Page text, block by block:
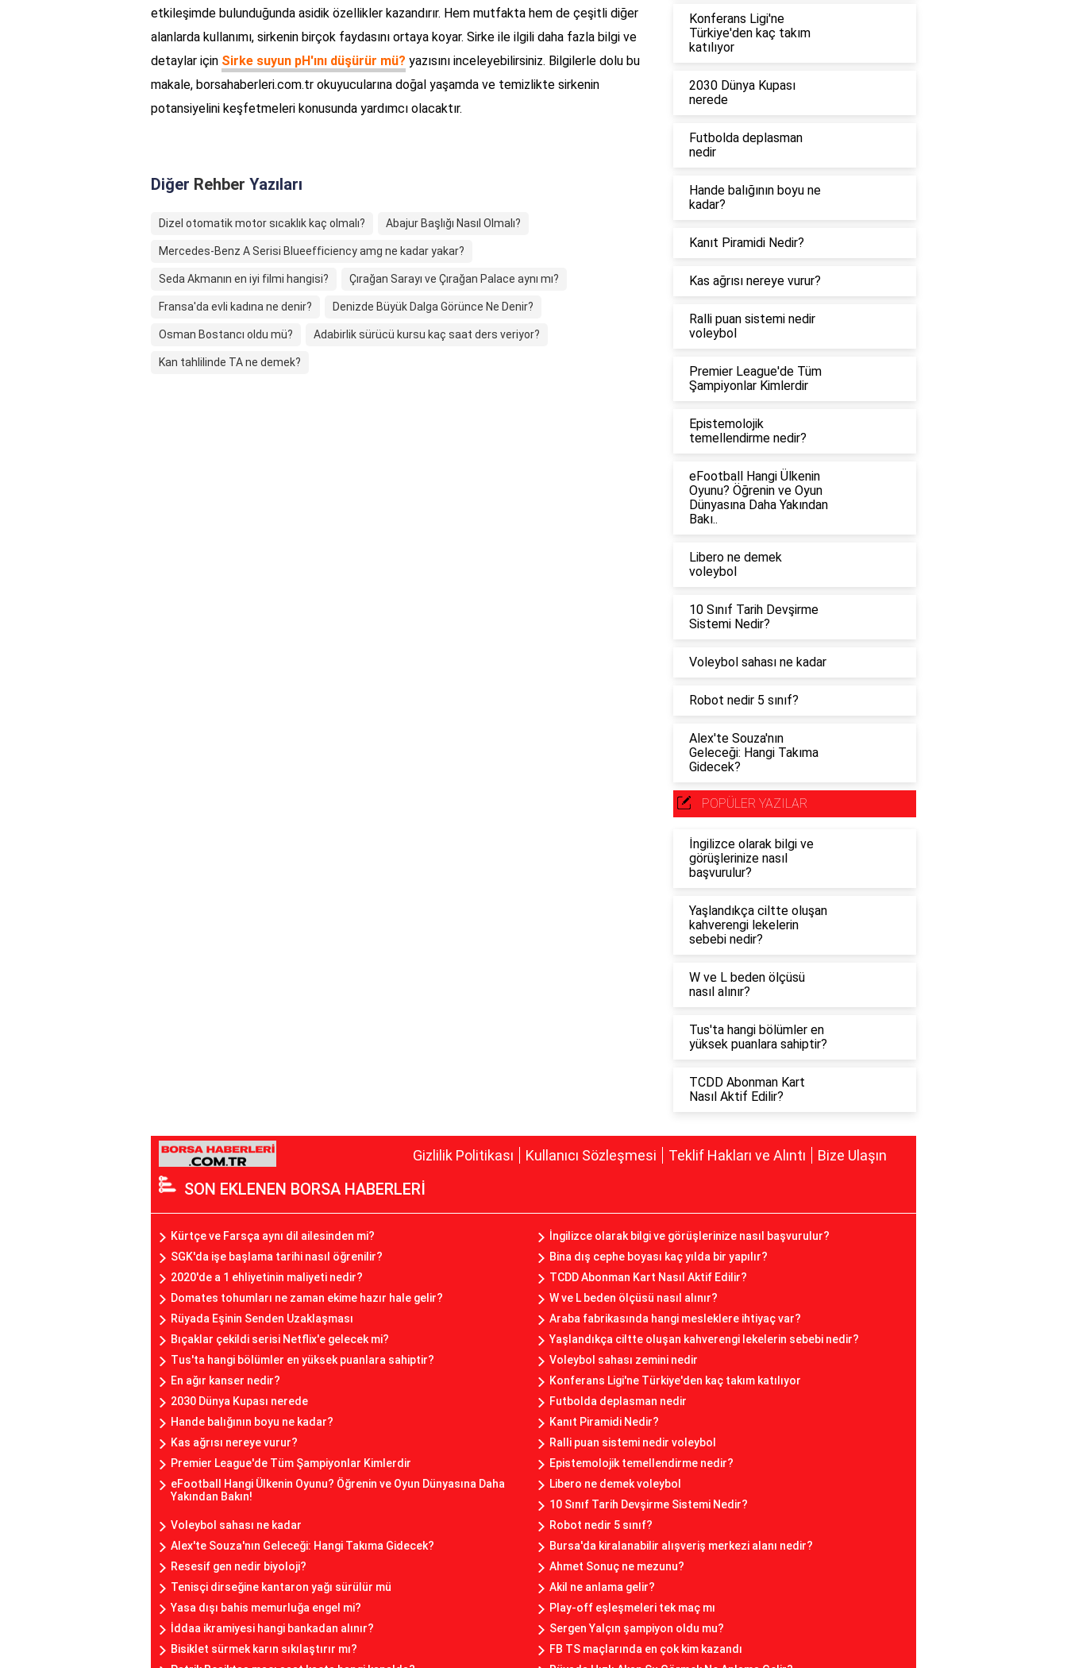
etkileşimde bulunduğunda asidik özellikler kazandırır. Hem mutfakta hem de çeşitli diğer
alanlarda kullanımı, sirkenin birçok faydasını ortaya koyar. Sirke ile ilgili daha fazla bilgi ve
detaylar için Sirke suyun pH'ını düşürür mü? yazısını inceleyebilirsiniz. Bilgilerle dolu bu
makale, borsahaberleri.com.tr okuyucularına doğal yaşamda ve temizlikte sirkenin
potansiyelini keşfetmeleri konusunda yardımcı olacaktır.
Diğer Rehber Yazıları
Dizel otomatik motor sıcaklık kaç olmalı? Abajur Başlığı Nasıl Olmalı?
Mercedes-Benz A Serisi Blueefficiency amg ne kadar yakar?
Seda Akmanın en iyi filmi hangisi? Çırağan Sarayı ve Çırağan Palace aynı mı?
Fransa'da evli kadına ne denir? Denizde Büyük Dalga Görünce Ne Denir?
Osman Bostancı oldu mü? Adabirlik sürücü kursu kaç saat ders veriyor?
Kan tahlilinde TA ne demek?
Konferans Ligi'ne
Türkiye'den kaç takım
katılıyor
2030 Dünya Kupası
nerede
Futbolda deplasman
nedir
Hande balığının boyu ne
kadar?
Kanıt Piramidi Nedir?
Kas ağrısı nereye vurur?
Ralli puan sistemi nedir
voleybol
Premier League'de Tüm
Şampiyonlar Kimlerdir
Epistemolojik
temellendirme nedir?
eFootball Hangi Ülkenin
Oyunu? Öğrenin ve Oyun
Dünyasına Daha Yakından
Bakı..
Libero ne demek
voleybol
10 Sınıf Tarih Devşirme
Sistemi Nedir?
Voleybol sahası ne kadar
Robot nedir 5 sınıf?
Alex'te Souza'nın
Geleceği: Hangi Takıma
Gidecek?
POPÜLER YAZILAR
İngilizce olarak bilgi ve
görüşlerinize nasıl
başvurulur?
Yaşlandıkça ciltte oluşan
kahverengi lekelerin
sebebi nedir?
W ve L beden ölçüsü
nasıl alınır?
Tus'ta hangi bölümler en
yüksek puanlara sahiptir?
TCDD Abonman Kart
Nasıl Aktif Edilir?
Gizlilik Politikası Kullanıcı Sözleşmesi Teklif Hakları ve Alıntı Bize Ulaşın
SON EKLENEN BORSA HABERLERİ
Kürtçe ve Farsça aynı dil ailesinden mi?
İngilizce olarak bilgi ve görüşlerinize nasıl başvurulur?
SGK'da işe başlama tarihi nasıl öğrenilir?
Bina dış cephe boyası kaç yılda bir yapılır?
2020'de a 1 ehliyetinin maliyeti nedir?
TCDD Abonman Kart Nasıl Aktif Edilir?
Domates tohumları ne zaman ekime hazır hale gelir?
W ve L beden ölçüsü nasıl alınır?
Rüyada Eşinin Senden Uzaklaşması
Araba fabrikasında hangi mesleklere ihtiyaç var?
Bıçaklar çekildi serisi Netflix'e gelecek mi?
Yaşlandıkça ciltte oluşan kahverengi lekelerin sebebi nedir?
Tus'ta hangi bölümler en yüksek puanlara sahiptir?
Voleybol sahası zemini nedir
En ağır kanser nedir?
Konferans Ligi'ne Türkiye'den kaç takım katılıyor
2030 Dünya Kupası nerede
Futbolda deplasman nedir
Hande balığının boyu ne kadar?
Kanıt Piramidi Nedir?
Kas ağrısı nereye vurur?
Ralli puan sistemi nedir voleybol
Premier League'de Tüm Şampiyonlar Kimlerdir
Epistemolojik temellendirme nedir?
eFootball Hangi Ülkenin Oyunu? Öğrenin ve Oyun Dünyasına Daha
Yakından Bakın!
Libero ne demek voleybol
10 Sınıf Tarih Devşirme Sistemi Nedir?
Voleybol sahası ne kadar
Robot nedir 5 sınıf?
Alex'te Souza'nın Geleceği: Hangi Takıma Gidecek?
Bursa'da kiralanabilir alışveriş merkezi alanı nedir?
Resesif gen nedir biyoloji?
Ahmet Sonuç ne mezunu?
Tenisçi dirseğine kantaron yağı sürülür mü
Akil ne anlama gelir?
Yasa dışı bahis memurluğa engel mi?
Play-off eşleşmeleri tek maç mı
İddaa ikramiyesi hangi bankadan alınır?
Sergen Yalçın şampiyon oldu mu?
Bisiklet sürmek karın sıkılaştırır mı?
FB TS maçlarında en çok kim kazandı